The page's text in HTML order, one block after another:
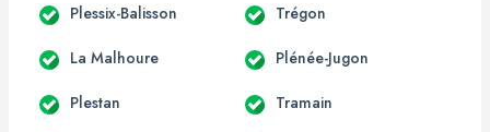
Plessix-Balisson Trégon
La Malhoure Plénée-Jugon
Plestan Tramain